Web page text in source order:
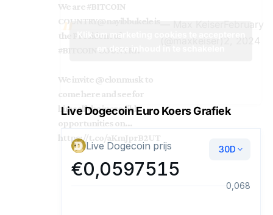
We are#BITCOIN
COUNTRY@nayibbukeleis
the President of
#BITCOIN
COUNTRY.
We invite@elonmusk to
come here and see for
himself the incredible
opportunities on…
https://t.co/aKmJprB2UT
— Max Keiser
(@maxkeiser)
February
2, 2024
Klik om marketing cookies te accepteren
en deze inhoud in te schakelen
Live Dogecoin Euro Koers Grafiek